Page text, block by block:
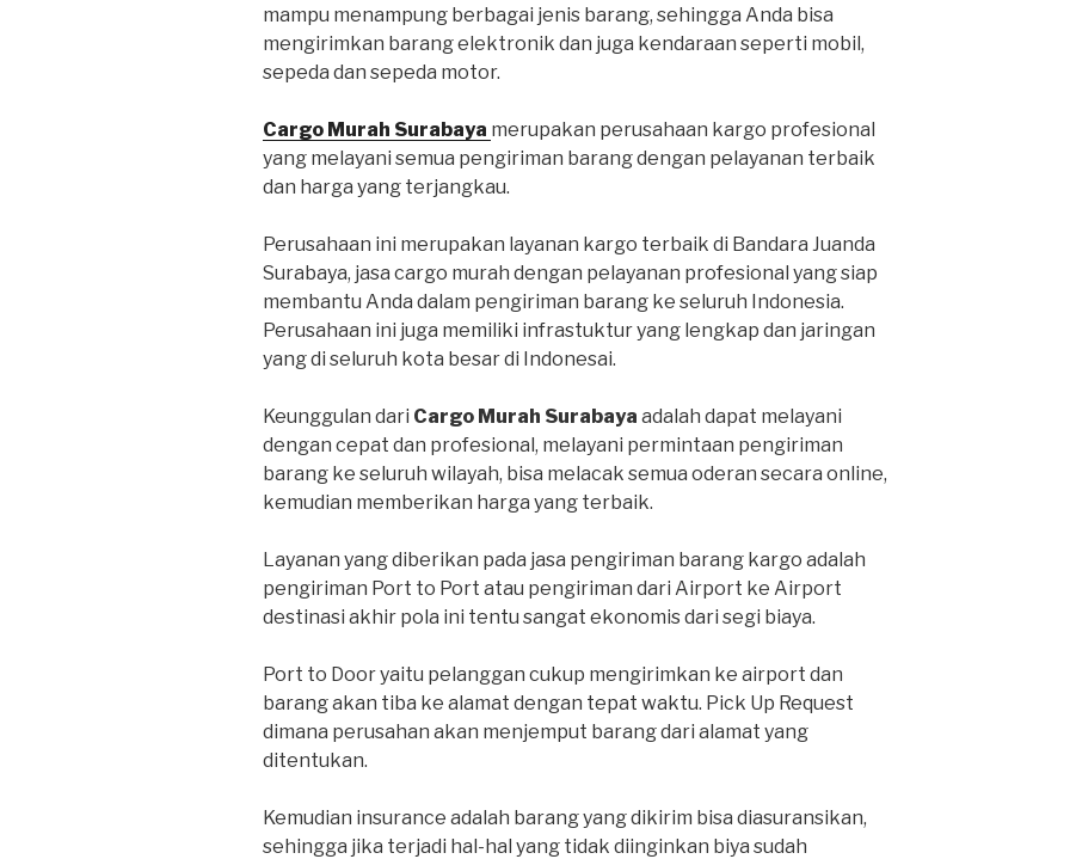
mampu menampung berbagai jenis barang, sehingga Anda bisa
mengirimkan barang elektronik dan juga kendaraan seperti mobil,
sepeda dan sepeda motor.
Cargo Murah Surabaya merupakan perusahaan kargo profesional
yang melayani semua pengiriman barang dengan pelayanan terbaik
dan harga yang terjangkau.
Perusahaan ini merupakan layanan kargo terbaik di Bandara Juanda
Surabaya, jasa cargo murah dengan pelayanan profesional yang siap
membantu Anda dalam pengiriman barang ke seluruh Indonesia.
Perusahaan ini juga memiliki infrastuktur yang lengkap dan jaringan
yang di seluruh kota besar di Indonesai.
Keunggulan dari Cargo Murah Surabaya adalah dapat melayani
dengan cepat dan profesional, melayani permintaan pengiriman
barang ke seluruh wilayah, bisa melacak semua oderan secara online,
kemudian memberikan harga yang terbaik.
Layanan yang diberikan pada jasa pengiriman barang kargo adalah
pengiriman Port to Port atau pengiriman dari Airport ke Airport
destinasi akhir pola ini tentu sangat ekonomis dari segi biaya.
Port to Door yaitu pelanggan cukup mengirimkan ke airport dan
barang akan tiba ke alamat dengan tepat waktu. Pick Up Request
dimana perusahan akan menjemput barang dari alamat yang
ditentukan.
Kemudian insurance adalah barang yang dikirim bisa diasuransikan,
sehingga jika terjadi hal-hal yang tidak diinginkan biya sudah